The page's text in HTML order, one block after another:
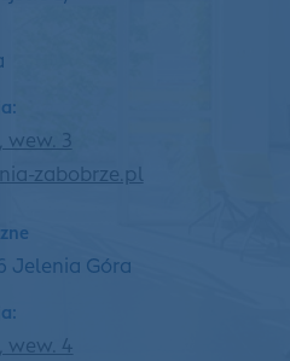
wew. 3
zabobrze.pl
Jelenia Góra
wew. 4